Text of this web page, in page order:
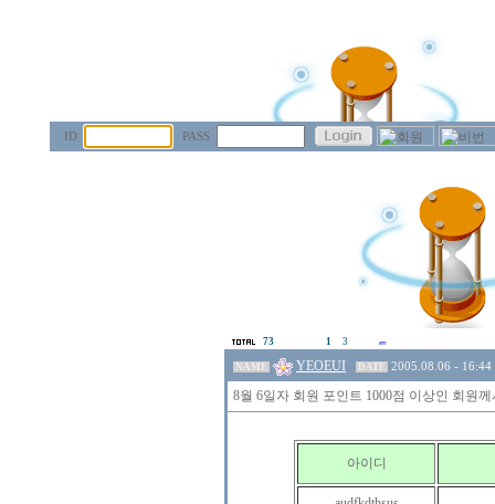
ID PASS
73 1 3
NAME YEOEUI DATE 2005.08.06 - 16:44
8월 6일자 회원 포인트 1000점 이상인 회원
아이디